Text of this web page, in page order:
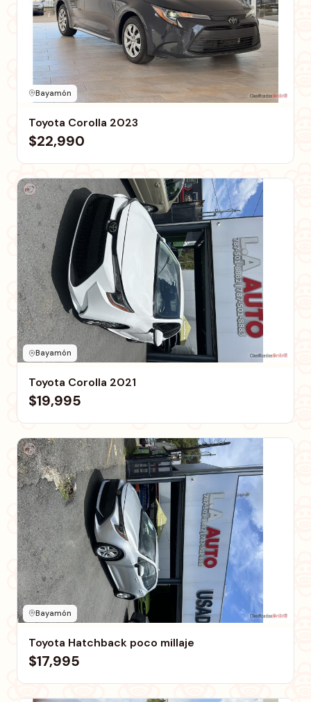
Bayamón
Toyota Corolla 2023
$22,990
Bayamón
Toyota Corolla 2021
$19,995
Bayamón
Toyota Hatchback poco millaje
$17,995